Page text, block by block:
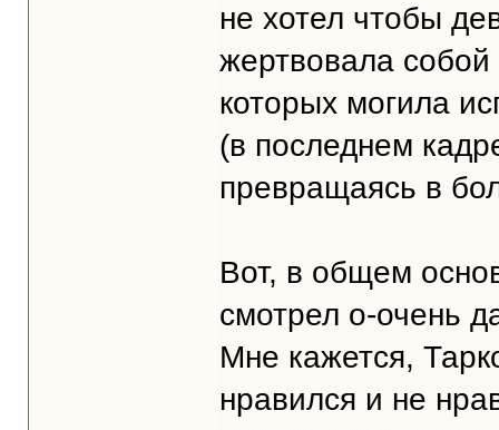
не хотел чтобы
жертвовала
которых могила
(в последнем
превращаясь в
Вот, в общем
смотрел о-очень
Мне кажется,
нравился и не